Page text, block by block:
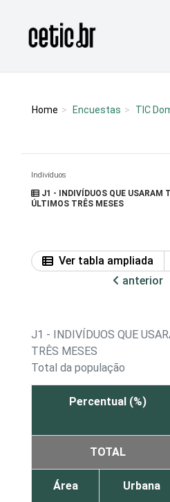
Página inicial
Home Encuestas TIC
Indivíduos
J1 - INDIVÍDUOS QUE USARAM
ÚLTIMOS TRÊS MESES
Ver tabla ampliada
anterior
J1 - INDIVÍDUOS QUE
TRÊS MESES
Total da população
Percentual (%)
TOTAL
Área Urbana